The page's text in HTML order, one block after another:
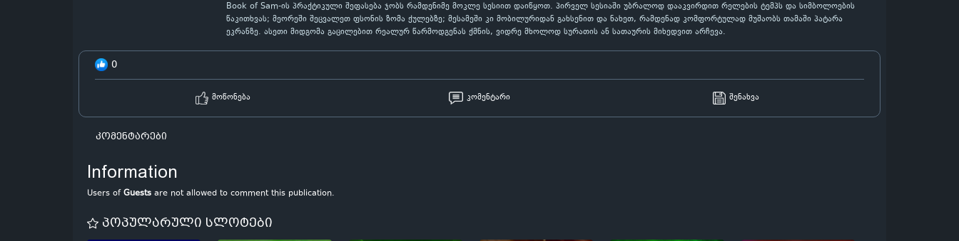
Book of Sam-ის პრაქტიკული შეფასება ჯობს რამდენიმე მოკლე სესიით დაიწყოთ. პირველ სესიაში უბრალოდ დააკვირდით რელების ტემპს და სიმბოლოების
წაკითხვას; მეორეში შეცვალეთ ფსონის ზომა ქულებზე; მესამეში კი მობილურიდან გახსენით და ნახეთ, რამდენად კომფორტულად მუშაობს თამაში პატარა
ეკრანზე. ასეთი მიდგომა გაცილებით რეალურ წარმოდგენას ქმნის, ვიდრე მხოლოდ სურათის ან სათაურის მიხედვით არჩევა.
0
მოწონება კომენტარი შენახვა
კომენტარები
Information
Users ofGuests are not allowed to comment this publication.
პოპულარული სლოტები